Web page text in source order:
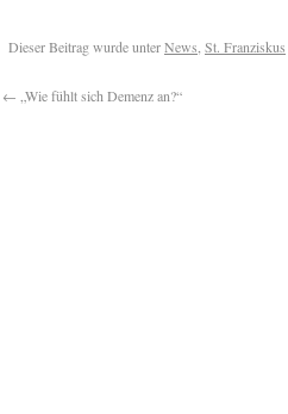
Dieser Beitrag wurde unterNews, St. Franziskus
← „Wie fühlt sich Demenz an?“